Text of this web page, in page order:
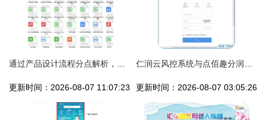
更新时间：2026-08-07 11:07:23 更新时间：2026-08-07 03:05:26